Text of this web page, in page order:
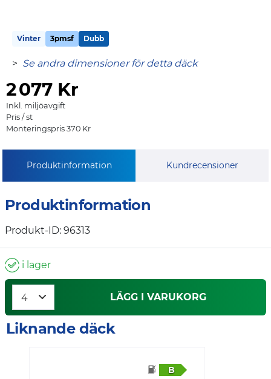
Vinter 3pmsf Dubb
> Se andra dimensioner för detta däck
2077 Kr
Inkl. miljöavgift
Pris / st
Monteringspris 370 Kr
Produktinformation Kundrecensioner
Produktinformation
Produkt-ID: 96313
i lager
LÄGG I VARUKORG
Liknande däck
B